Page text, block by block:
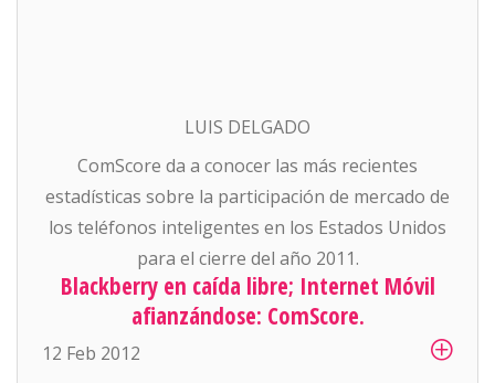
LUIS DELGADO
ComScore da a conocer las más recientes
estadísticas sobre la participación de mercado de
los teléfonos inteligentes en los Estados Unidos
para el cierre del año 2011.
Blackberry en caída libre; Internet Móvil
afianzándose: ComScore.
12 Feb 2012